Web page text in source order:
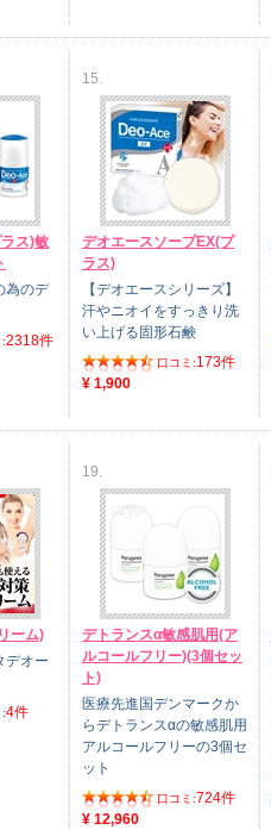
ス)敏
為のデ
:2318件
15.
デオエースソープEX(プ
ラス)
【デオエースシリーズ】
汗やニオイをすっきり洗
い上げる固形石鹸
口コミ:173件
¥ 1,900
ーム)
デオー
:4件
19.
デトランスα敏感肌用(ア
ルコールフリー)(3個セッ
ト)
医療先進国デンマークか
らデトランスαの敏感肌用
アルコールフリーの3個セ
ット
口コミ:724件
¥ 12,960